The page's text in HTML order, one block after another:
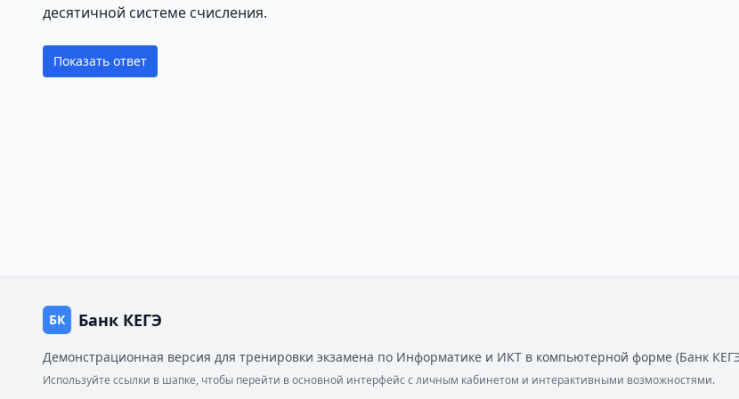
десятичной системе счисления.
Показать ответ
БК Банк КЕГЭ
Демонстрационная версия для тренировки экзамена по Информатике и ИКТ в компьютерной форме (Банк
Используйте ссылки в шапке, чтобы перейти в основной интерфейс с личным кабинетом и интерактивными возможностями.